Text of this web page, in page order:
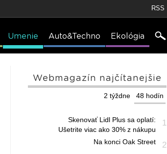
RSS
Umenie Auto&Techno Ekológia
Webmagazín najčítanejšie
48 hodín
2 týždne
1
Skenovať Lidl Plus sa oplatí:
Ušetrite viac ako 30% z nákupu
2
Na konci Oak Street